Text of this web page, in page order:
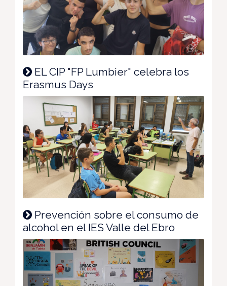
EL CIP "FP Lumbier" celebra los
Erasmus Days
Prevención sobre el consumo de
alcohol en el IES Valle del Ebro